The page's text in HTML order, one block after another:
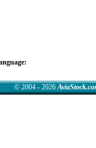
© 2004 - 2026